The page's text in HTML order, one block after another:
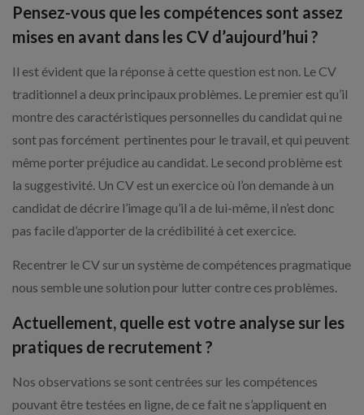
Pensez-vous que les compétences sont assez
mises en avant dans les CV d’aujourd’hui ?
Il est évident que la réponse à cette question est non. Le CV
traditionnel a deux principaux problèmes. Le premier est qu’il
montre des caractéristiques personnelles du candidat qui ne
sont pas forcément pertinentes pour le travail, et qui peuvent
même porter préjudice au candidat. Le second problème est
la suggestivité. Un CV est un exercice où l’on demande à un
candidat de décrire l’image qu’il a de lui-même, il n’est donc
pas facile d’apporter de la crédibilité à cet exercice.
Recentrer le CV sur un système de compétences pragmatique
nous semble une solution pour lutter contre ces problèmes.
Actuellement, quelle est votre analyse sur les
pratiques de recrutement ?
Nos observations se sont centrées sur les compétences
pouvant être testées en ligne, de ce fait ne s’appliquent en